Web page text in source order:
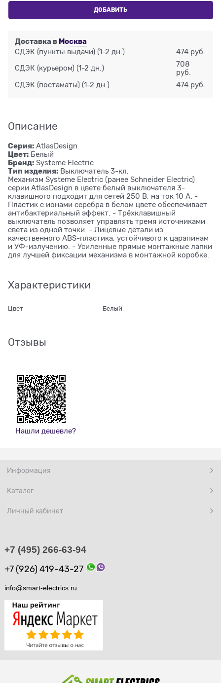
ДОБАВИТЬ
Доставка в Москва
СДЭК (пункты выдачи) (1-2 дн.) 474 руб.
СДЭК (курьером) (1-2 дн.)
708
руб.
СДЭК (постаматы) (1-2 дн.) 474 руб.
Описание
Серия: AtlasDesign
Цвет: Белый
Бренд: Systeme Electric
Тип изделия: Выключатель 3-кл.
Механизм Systeme Electric (ранее Schneider Electric)
серии AtlasDesign в цвете белый выключателя 3-
клавишного подходит для сетей 250 В, на ток 10 А. -
Пластик с ионами серебра в белом цвете обеспечивает
антибактериальный эффект. - Трёхклавишный
выключатель позволяет управлять тремя источниками
света из одной точки. - Лицевые детали из
качественного ABS-пластика, устойчивого к царапинам
и УФ-излучению. - Усиленные прямые монтажные лапки
для лучшей фиксации механизма в монтажной коробке.
Характеристики
Цвет Белый
Отзывы
Нашли дешевле?
Информация
Каталог
Личный кабинет
+7 (495) 266-63-94
+7 (926) 419-43-27
info@smart-electrics.ru